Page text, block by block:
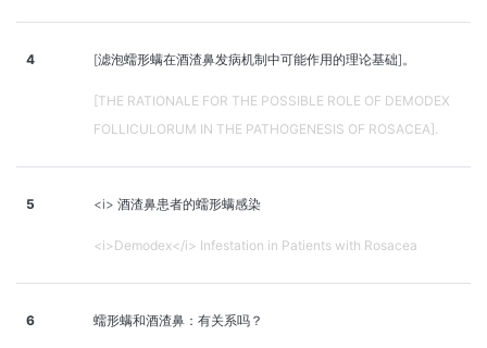
4 [滤泡蠕形螨在酒渣鼻发病机制中可能作用的理论基础]。
[THE RATIONALE FOR THE POSSIBLE ROLE OF DEMODEX
FOLLICULORUM IN THE PATHOGENESIS OF ROSACEA].
5 <i> 酒渣鼻患者的蠕形螨感染
<i>Demodex</i> Infestation in Patients with Rosacea
6 蠕形螨和酒渣鼻：有关系吗？